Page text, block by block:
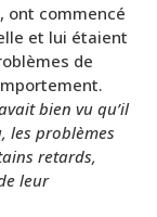
ont commencé
et lui étaient
de
bien vu qu’il
les problèmes
retards,
leur